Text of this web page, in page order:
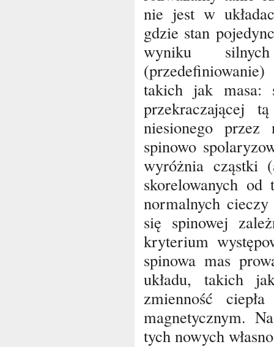
nie jest w
gdzie stan
wyniku
takich jak masa:
przekraczającej
niesionego przez
spinowo
wyróżnia cząstki
skorelowanych
normalnych
się spinowej
kryterium
spinowa mas
układu, takich
zmienność
magnetycznym.
tych nowych